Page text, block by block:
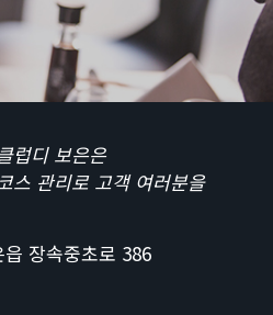
럽디 보은은
스 관리로 고객 여러분을
장속중초로 386